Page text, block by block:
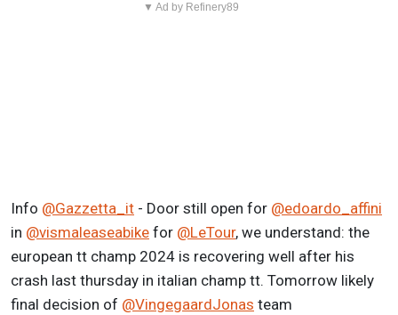
▼ Ad by Refinery89
Info @Gazzetta_it - Door still open for @edoardo_affini
in @vismaleaseabike for @LeTour, we understand: the
european tt champ 2024 is recovering well after his
crash last thursday in italian champ tt. Tomorrow likely
final decision of @VingegaardJonas team